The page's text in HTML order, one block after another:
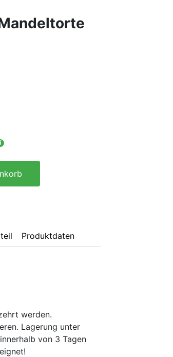
i
Produktdaten
werden.
Lagerung unter
von 3 Tagen